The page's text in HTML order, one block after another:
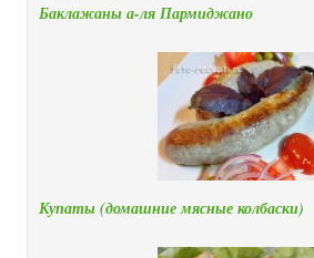
Баклажаны а-ля Пармиджано
Купаты (домашние мясные колбаски)